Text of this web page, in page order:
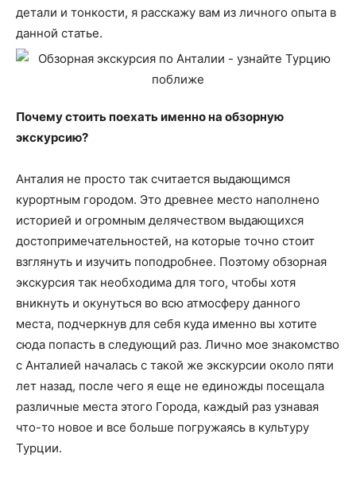
детали и тонкости, я расскажу вам из личного опыта в
данной статье.
Почему стоить поехать именно на обзорную
экскурсию?
Анталия не просто так считается выдающимся
курортным городом. Это древнее место наполнено
историей и огромным делячеством выдающихся
достопримечательностей, на которые точно стоит
взглянуть и изучить поподробнее. Поэтому обзорная
экскурсия так необходима для того, чтобы хотя
вникнуть и окунуться во всю атмосферу данного
места, подчеркнув для себя куда именно вы хотите
сюда попасть в следующий раз. Лично мое знакомство
с Анталией началась с такой же экскурсии около пяти
лет назад, после чего я еще не единожды посещала
различные места этого Города, каждый раз узнавая
что-то новое и все больше погружаясь в культуру
Турции.